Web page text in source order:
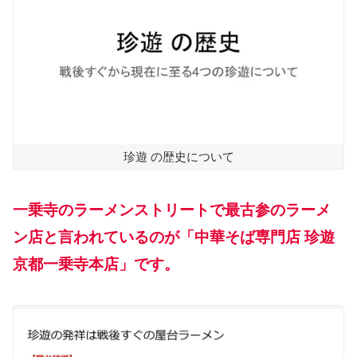
珍遊 の歴史について
一乗寺のラーメンストリートで最古参のラーメ
ン店と言われているのが「中華そば専門店 珍遊
京都一乗寺本店」です。